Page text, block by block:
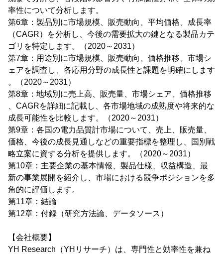
率性について分析します。
第6章：製品別に市場規模、販売動向、平均価格、成長率
（CAGR）を分析し、今後の需要拡大の鍵となる製品カテ
ゴリを特定します。（2020～2031）
第7章：用途別に市場規模、販売動向、価格推移、市場シ
ェアを調査し、各応用分野の成長性と課題を明確にします
。（2020～2031）
第8章：地域別に売上高、販売量、市場シェア、価格推移
、CAGRを詳細に記載し、各市場地域の成熟度や将来的な
成長可能性を比較します。（2020～2031）
第9章：各国の電力品質計市場について、売上、販売量、
価格、今後の成長見通しなどの重要指標を整理し、国別戦
略立案に資する分析を提供します。（2020～2031）
第10章：主要企業の基本情報、製品仕様、収益構造、最
新の事業展開を紹介し、市場における競争ポジションを多
角的に評価します。
第11章：結論
第12章：付録（研究方法論、データソース）
【会社概要】
YH Research（YHリサーチ）は、専門性と効率性を兼ね